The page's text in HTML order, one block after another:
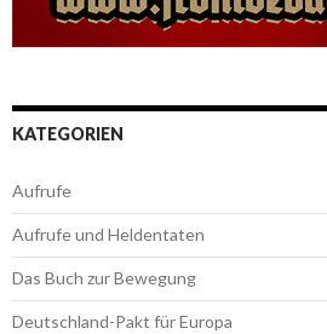
KATEGORIEN
Aufrufe
Aufrufe und Heldentaten
Das Buch zur Bewegung
Deutschland-Pakt für Europa